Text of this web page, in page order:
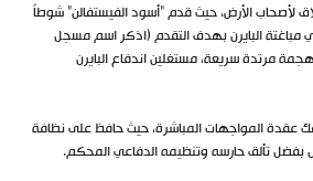
لأصحاب الأرض، حيث قدم “أسود الفيستفالن” شوطاً
في مباغتة البايرن بهدف التقدم (اذكر اسم مسجل
مرتدة سريعة، مستغلين اندفاع البايرن
عقدة المواجهات المباشرة، حيث حافظ على نظافة
بفضل تألق حارسه وتنظيمه الدفاعي المحكم.